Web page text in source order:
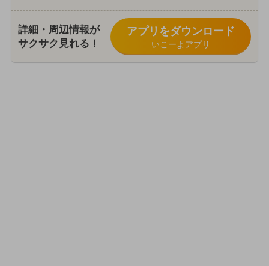
詳細・周辺情報が
サクサク見れる！
アプリをダウンロード
いこーよアプリ